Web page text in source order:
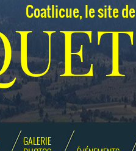
Coatlicue, le site de
GALERIE